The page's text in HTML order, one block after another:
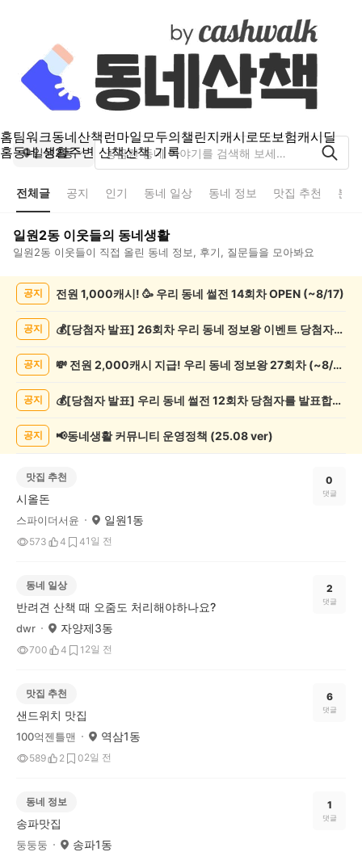
홈팀워크동네산책런마일모두의챌린지캐시로또보험캐시딜
홈동네 생활주변 산책산책 기록
일원2동
전체글 공지 인기 동네 일상 동네 정보 맛집 추천 분
일원2동 이웃들의 동네생활
일원2동 이웃들이 직접 올린 동네 정보, 후기, 질문들을 모아봐요
록
공지 전원 1,000캐시! 🥳 우리 동네 썰전 14회차 OPEN (~8/17)
공지 💰[당첨자 발표] 26회차 우리 동네 정보왕 이벤트 당첨자를 발표합니다!
공지 💸 전원 2,000캐시 지급! 우리 동네 정보왕 27회차 (~8/10)
공지 💰[당첨자 발표] 우리 동네 썰전 12회차 당첨자를 발표합니다!
공지 📢동네생활 커뮤니티 운영정책 (25.08 ver)
맛집 추천
시올돈
스파이더서윤 일원1동
573 4 41일 전
0
댓글
동네 일상
반려견 산책 때 오줌도 처리해야하나요?
dwr 자양제3동
700 4 1 2일 전
2
댓글
맛집 추천
샌드위치 맛집
100억젠틀맨 역삼1동
589 2 02일 전
6
댓글
동네 정보
송파맛집
둥둥둥 송파1동
1
댓글